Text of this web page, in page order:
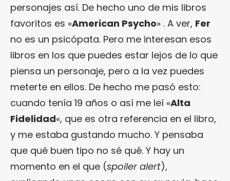
personajes así. De hecho uno de mis libros
favoritos es «American Psycho» . A ver, Fer
no es un psicópata. Pero me interesan esos
libros en los que puedes estar lejos de lo que
piensa un personaje, pero a la vez puedes
meterte en ellos. De hecho me pasó esto:
cuando tenía 19 años o así me leí «Alta
Fidelidad«, que es otra referencia en el libro,
y me estaba gustando mucho. Y pensaba
que qué buen tipo no sé qué. Y hay un
momento en el que (spoiler alert),